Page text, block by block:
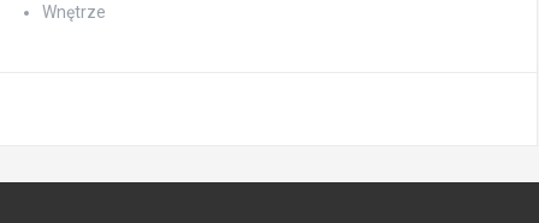
Wnętrze